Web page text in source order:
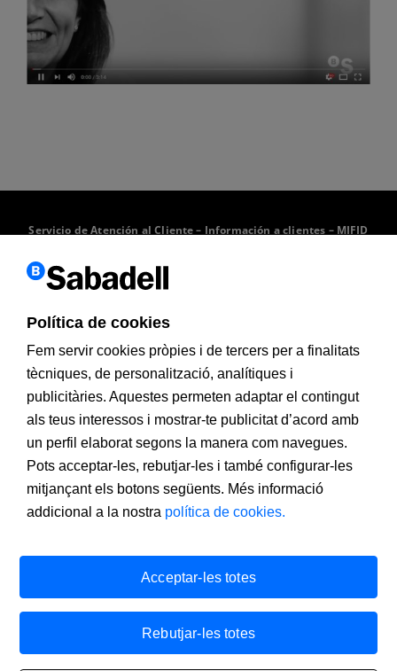
Servicio de Atención al Cliente– Información a clientes – MIFID
Contacto
Pol. Can Sant Joan Sena 12, 08174 (Sant Cugat del
Vallés)
902 323 000
rrhh@bancsabadell.com
Inscrito En El Registro Mercantil De Alicante, Tomo 4070, Folio 1, Hoja A-
156980, NIF A08000143. Entidad De Crédito Sujeta A La Supervisión Del
Banco De España E Inscrita En El Registro Administrativo Especial Con El
Política de cookies
Fem servir cookies pròpies i de tercers per a finalitats
tècniques, de personalització, analítiques i
publicitàries. Aquestes permeten adaptar el contingut
als teus interessos i mostrar-te publicitat d’acord amb
un perfil elaborat segons la manera com navegues.
Pots acceptar-les, rebutjar-les i també configurar-les
mitjançant els botons següents. Més informació
addicional a la nostra política de cookies.
Rebutjar-les totes
Acceptar-les totes